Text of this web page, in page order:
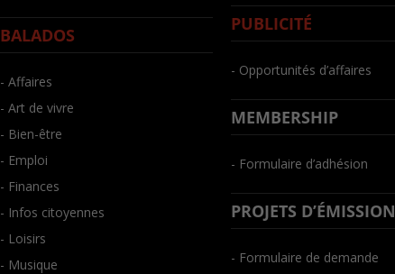
BALADOS
- Affaires
- Art de vivre
- Bien-être
- Emploi
- Finances
- Infos citoyennes
- Loisirs
- Musique
PUBLICITÉ
- Opportunités d’affaires
MEMBERSHIP
- Formulaire d’adhésion
PROJETS D’ÉMISSION
- Formulaire de demande